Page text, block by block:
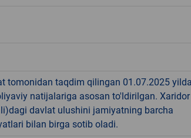
tomonidan taqdim qilingan 01.07.2025
natijalariga asosan to'ldirilgan. Xaridor
davlat ulushini jamiyatning barcha
bilan birga sotib oladi.